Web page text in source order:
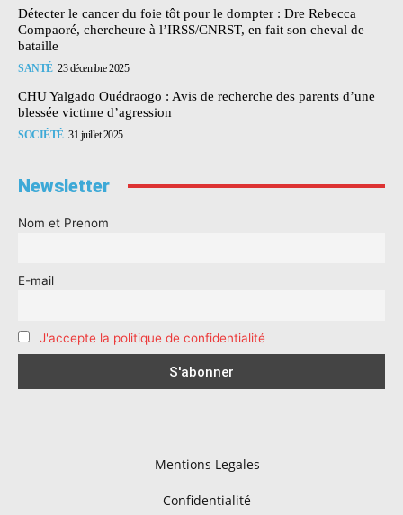
Détecter le cancer du foie tôt pour le dompter : Dre Rebecca
Compaoré, chercheure à l’IRSS/CNRST, en fait son cheval de
bataille
SANTÉ 23 décembre 2025
CHU Yalgado Ouédraogo : Avis de recherche des parents d’une
blessée victime d’agression
SOCIÉTÉ 31 juillet 2025
Newsletter
Nom et Prenom
E-mail
J'accepte la politique de confidentialité
Mentions Legales
Confidentialité